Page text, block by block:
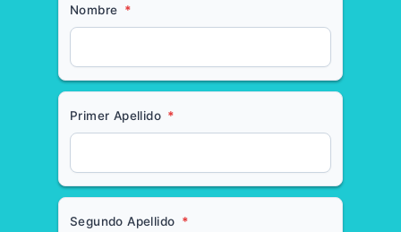
Nombre *
Primer Apellido *
Segundo Apellido *